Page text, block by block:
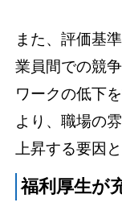
また、評価基
業員間での競
ワークの低下
より、職場の
上昇する要因
福利厚生が